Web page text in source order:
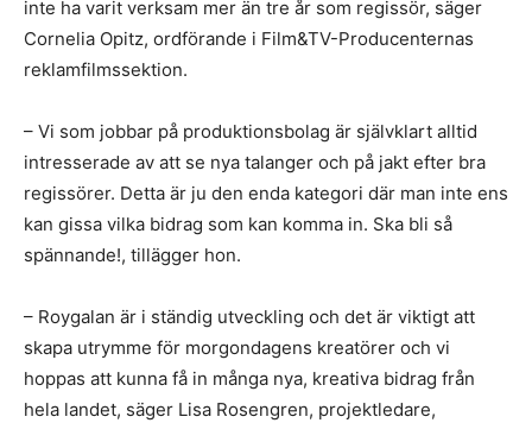
inte ha varit verksam mer än tre år som regissör, säger
Cornelia Opitz, ordförande i Film&TV-Producenternas
reklamfilmssektion.
– Vi som jobbar på produktionsbolag är självklart alltid
intresserade av att se nya talanger och på jakt efter bra
regissörer. Detta är ju den enda kategori där man inte ens
kan gissa vilka bidrag som kan komma in. Ska bli så
spännande!, tillägger hon.
– Roygalan är i ständig utveckling och det är viktigt att
skapa utrymme för morgondagens kreatörer och vi
hoppas att kunna få in många nya, kreativa bidrag från
hela landet, säger Lisa Rosengren, projektledare,